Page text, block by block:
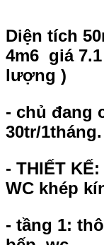
Diện tích
4m6 giá
lượng )
- chủ đang
30tr/1tháng.
- THIẾT
WC khép
- tầng 1: